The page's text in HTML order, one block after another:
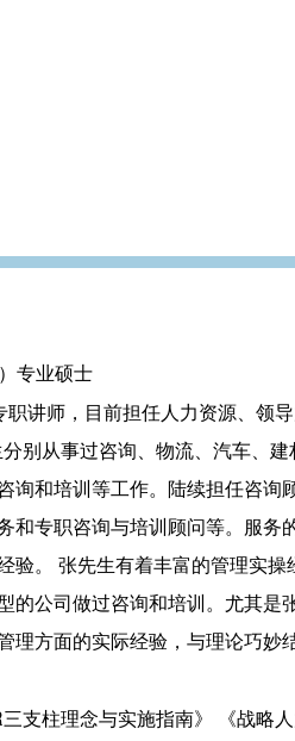
专业硕士
讲师，目前担任人力资源、领
别从事过咨询、物流、汽车、
询和培训等工作。陆续担任咨询
和专职咨询与培训顾问等。服务
验。 张先生有着丰富的管理实
的公司做过咨询和培训。尤其是
理方面的实际经验，与理论巧妙
支柱理念与实施指南》 《战略